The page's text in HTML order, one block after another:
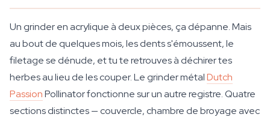
Un grinder en acrylique à deux pièces, ça dépanne. Mais
au bout de quelques mois, les dents s'émoussent, le
filetage se dénude, et tu te retrouves à déchirer tes
herbes au lieu de les couper. Le grinder métalDutch
PassionPollinator fonctionne sur un autre registre. Quatre
sections distinctes — couvercle, chambre de broyage avec